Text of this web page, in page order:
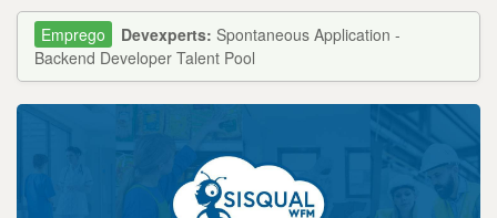
Devexperts: Spontaneous Application -
Backend Developer Talent Pool